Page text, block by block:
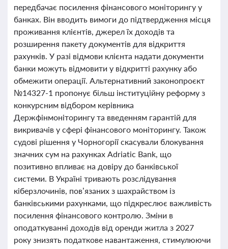
передбачає посилення фінансового моніторингу у
банках. Він вводить вимоги до підтвердження місця
проживання клієнтів, джерел їх доходів та
розширення пакету документів для відкриття
рахунків. У разі відмови клієнта надати документи
банки можуть відмовити у відкритті рахунку або
обмежити операції. Альтернативний законопроєкт
№14327-1 пропонує більш інституційну реформу з
конкурсним відбором керівника
Держфінмоніторингу та введенням гарантій для
викривачів у сфері фінансового моніторингу. Також
судові рішення у Чорногорії скасували блокування
значних сум на рахунках Adriatic Bank, що
позитивно впливає на довіру до банківської
системи. В Україні тривають розслідування
кіберзлочинів, пов’язаних з шахрайством із
банківськими рахунками, що підкреслює важливість
посилення фінансового контролю. Зміни в
оподаткуванні доходів від оренди житла з 2027
року знизять податкове навантаження, стимулюючи